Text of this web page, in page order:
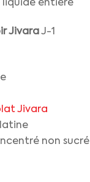
liquide entière
JivaraJ-1
Jivara
non sucré